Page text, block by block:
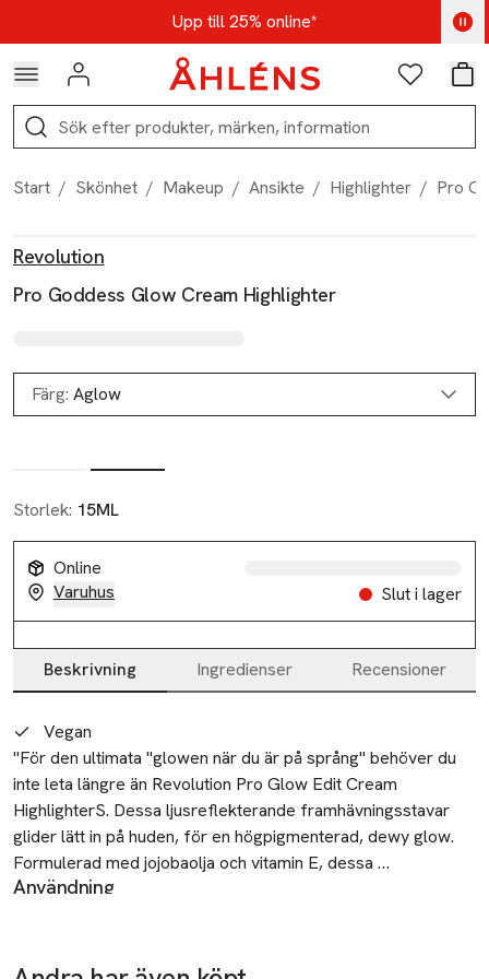
Hoppa till navigationsmenynUpp till 25% online*
Kod: AUG25 - Shoppa nu
Logga in Favoriter
Sök
Start / Skönhet / Makeup / Ansikte / Highlighter / Pro
Revolution
Pro Goddess Glow Cream Highlighter
Färg: Aglow
Storlek: 15ML
Online
Varuhus
Slut i lager
Beskrivning Ingredienser Recensioner
Beskrivning
Vegan
"För den ultimata "glowen när du är på språng" behöver du
inte leta längre än Revolution Pro Glow Edit Cream
HighlighterS. Dessa ljusreflekterande framhävningsstavar
glider lätt in på huden, för en högpigmenterad, dewy glow.
Formulerad med jojobaolja och vitamin E, dessa
krämhighlighters ser inte bara bra ut, utan har fantastiska
för att lägga upp för en verkligt personlig look.
Användning